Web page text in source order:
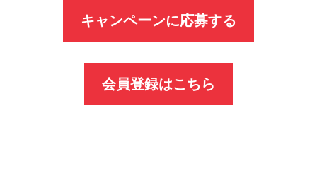
キャンペーンに応募する
会員登録はこちら